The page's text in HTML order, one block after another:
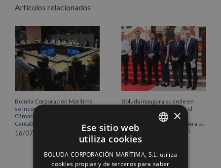
Artículos relacionados
Boluda Corporación Marítima
se incorpora al Pleno de la
Cámara de Comercio de
Cantabria
16/07/2026
Boluda inaugura su sede en
Róterdam, consolidando el
norte de Europa como un
centro estratégico clave para su
crecimiento internacional
10/07/2026
ENGLISH
×
Ese sitio web
utiliza cookies
BOLUDA CORPORACIÓN MARÍTIMA, S.L. utiliza
cookies propias y de terceros para saber